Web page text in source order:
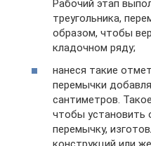
Рабочий этап
треугольника,
образом, чтобы
кладочном ряду;
нанеся такие
перемычки
сантиметров.
чтобы
перемычку,